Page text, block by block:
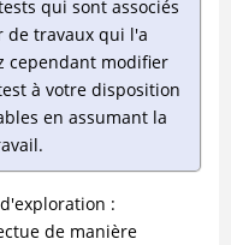
qui sont associés
travaux qui l'a
cependant modifier
à votre disposition
en assumant la
:
de manière